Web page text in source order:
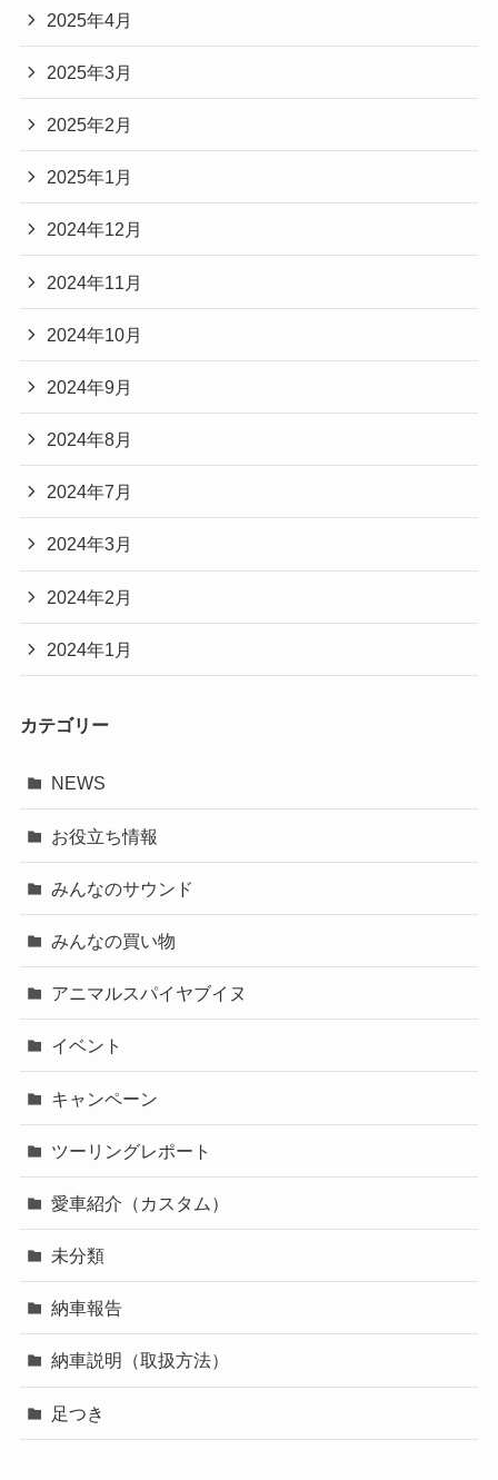
2025年4月
2025年3月
2025年2月
2025年1月
2024年12月
2024年11月
2024年10月
2024年9月
2024年8月
2024年7月
2024年3月
2024年2月
2024年1月
カテゴリー
NEWS
お役立ち情報
みんなのサウンド
みんなの買い物
アニマルスパイヤブイヌ
イベント
キャンペーン
ツーリングレポート
愛車紹介（カスタム）
未分類
納車報告
納車説明（取扱方法）
足つき